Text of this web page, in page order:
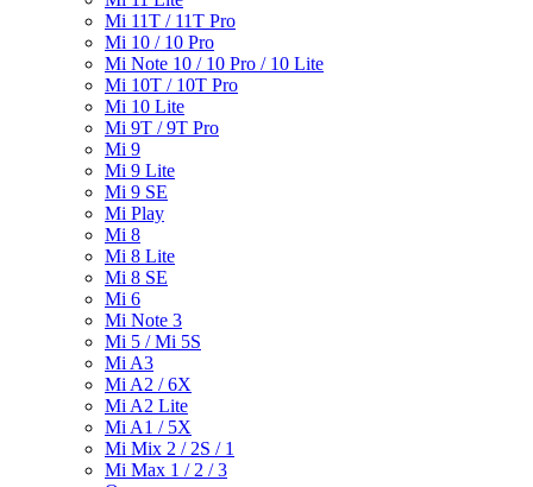
Mi 11T / 11T Pro
Mi 10 / 10 Pro
Mi Note 10 / 10 Pro / 10 Lite
Mi 10T / 10T Pro
Mi 10 Lite
Mi 9T / 9T Pro
Mi 9
Mi 9 Lite
Mi 9 SE
Mi Play
Mi 8
Mi 8 Lite
Mi 8 SE
Mi 6
Mi Note 3
Mi 5 / Mi 5S
Mi A3
Mi A2 / 6X
Mi A2 Lite
Mi A1 / 5X
Mi Mix 2 / 2S / 1
Mi Max 1 / 2 / 3